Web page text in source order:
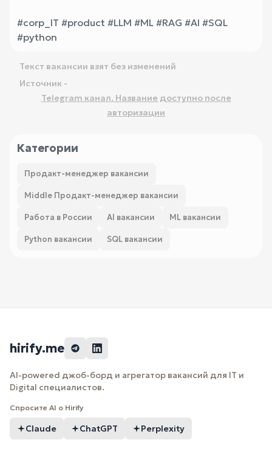
#corp_IT #product #LLM #ML #RAG #AI #SQL
#python
Текст вакансии взят без изменений
Источник -
Telegram канал. Название доступно после
авторизации
Категории
Продакт-менеджер вакансии
Middle Продакт-менеджер вакансии
Работа в России AI вакансии ML вакансии
Python вакансии SQL вакансии
hirify.me
AI-powered джоб-борд и агрегатор вакансий для IT и
Digital специалистов.
Спросите AI о Hirify
Claude ChatGPT Perplexity